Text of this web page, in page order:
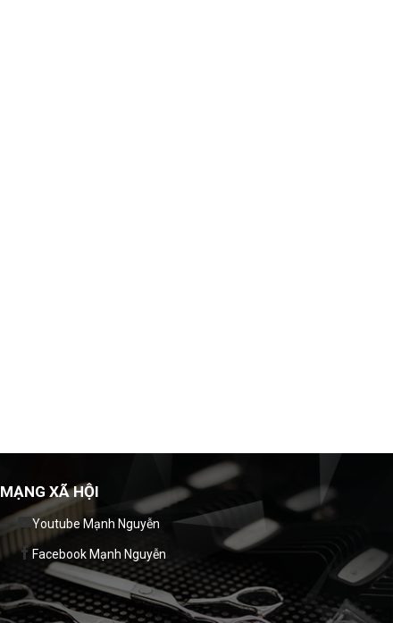
MẠNG XÃ HỘI
Youtube Mạnh Nguyễn
Facebook Mạnh Nguyễn